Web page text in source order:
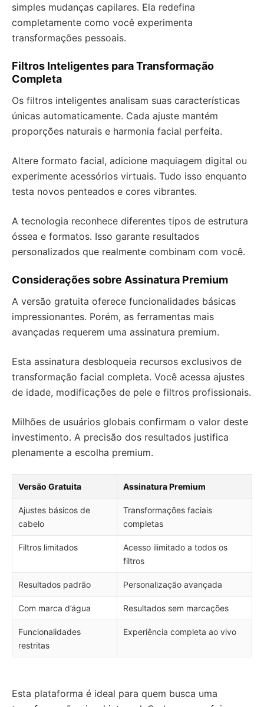
simples mudanças capilares. Ela redefina
completamente como você experimenta
transformações pessoais.
Filtros Inteligentes para Transformação
Completa
Os filtros inteligentes analisam suas características
únicas automaticamente. Cada ajuste mantém
proporções naturais e harmonia facial perfeita.
Altere formato facial, adicione maquiagem digital ou
experimente acessórios virtuais. Tudo isso enquanto
testa novos penteados e cores vibrantes.
A tecnologia reconhece diferentes tipos de estrutura
óssea e formatos. Isso garante resultados
personalizados que realmente combinam com você.
Considerações sobre Assinatura Premium
A versão gratuita oferece funcionalidades básicas
impressionantes. Porém, as ferramentas mais
avançadas requerem uma assinatura premium.
Esta assinatura desbloqueia recursos exclusivos de
transformação facial completa. Você acessa ajustes
de idade, modificações de pele e filtros profissionais.
Milhões de usuários globais confirmam o valor deste
investimento. A precisão dos resultados justifica
plenamente a escolha premium.
Versão Gratuita Assinatura Premium
Ajustes básicos de
cabelo
Transformações faciais
completas
Filtros limitados
Acesso ilimitado a todos os
filtros
Resultados padrão Personalização avançada
Com marca d’água Resultados sem marcações
Funcionalidades
restritas
Experiência completa ao vivo
Esta plataforma é ideal para quem busca uma